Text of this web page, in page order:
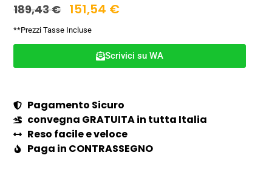
189,43€ 151,54 €
**Prezzi Tasse Incluse
Scrivici su WA
Pagamento Sicuro
convegna GRATUITA in tutta Italia
Reso facile e veloce
Paga in CONTRASSEGNO